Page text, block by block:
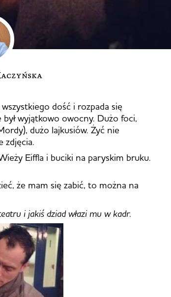
dość i rozpada się
wyjątkowo owocny. Dużo foci,
dużo lajkusiów. Żyć nie
zdjęcia.
Eiffla i buciki na paryskim bruku.
że mam się zabić, to można na
i jakiś dziad włazi mu w kadr.